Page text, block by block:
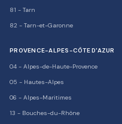
81 - Tarn
82 - Tarn-et-Garonne
PROVENCE-ALPES-CÔTE D'AZUR
04 - Alpes-de-Haute-Provence
05 - Hautes-Alpes
06 - Alpes-Maritimes
13 - Bouches-du-Rhône